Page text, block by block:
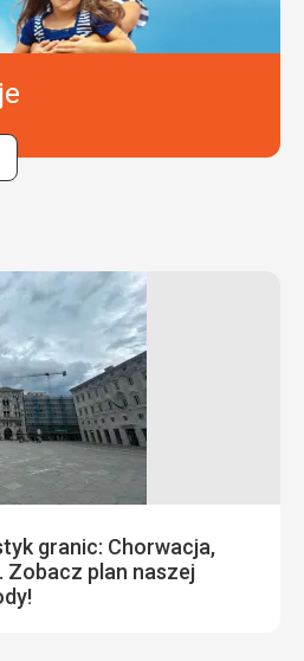
granic: Chorwacja,
Zobacz plan naszej